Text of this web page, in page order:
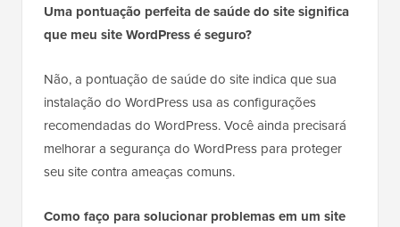
Uma pontuação perfeita de saúde do site significa
que meu site WordPress é seguro?
Não, a pontuação de saúde do site indica que sua
instalação do WordPress usa as configurações
recomendadas do WordPress. Você ainda precisará
melhorar a segurança do WordPress para proteger
seu site contra ameaças comuns.
Como faço para solucionar problemas em um site